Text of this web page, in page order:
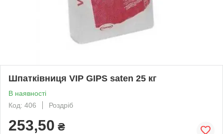
Шпатківниця VIP GIPS saten 25 кг
В наявності
Код: 406
Роздріб
253,50 ₴